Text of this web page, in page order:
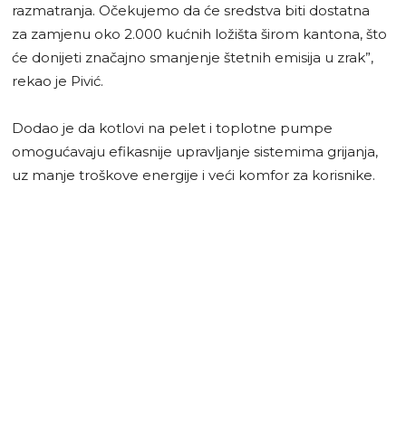
razmatranja. Očekujemo da će sredstva biti dostatna
za zamjenu oko 2.000 kućnih ložišta širom kantona, što
će donijeti značajno smanjenje štetnih emisija u zrak”,
rekao je Pivić.
Dodao je da kotlovi na pelet i toplotne pumpe
omogućavaju efikasnije upravljanje sistemima grijanja,
uz manje troškove energije i veći komfor za korisnike.